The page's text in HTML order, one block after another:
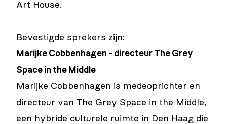
Art House.
Bevestigde sprekers zijn:
Marijke Cobbenhagen - directeur The Grey
Space in the Middle
Marijke Cobbenhagen is medeoprichter en
directeur van The Grey Space in the Middle,
een hybride culturele ruimte in Den Haag die